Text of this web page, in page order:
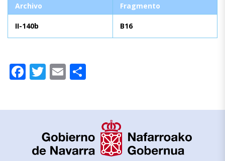
Archivo Fragmento
II-140b B16
Facebook
Twitter
Email